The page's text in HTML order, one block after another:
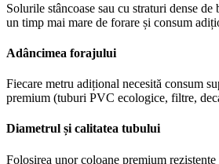
Solurile stâncoase sau cu straturi dense de
un timp mai mare de forare și consum
Adâncimea forajului
Fiecare metru adițional necesită consum
premium (tuburi PVC ecologice, filtre,
Diametrul și calitatea tubului
Folosirea unor coloane premium